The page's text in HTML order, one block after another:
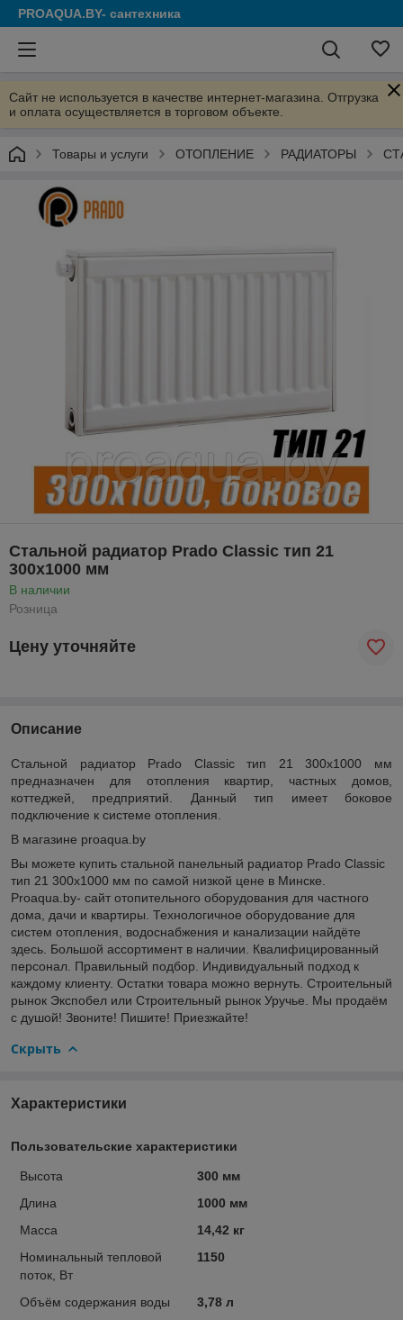
PROAQUA.BY- сантехника
Сайт не используется в качестве интернет-магазина. Отгрузка
и оплата осуществляется в торговом объекте.
Товары и услуги ОТОПЛЕНИЕ РАДИАТОРЫ
Стальной радиатор Prado Classic тип 21
300x1000 мм
В наличии
Розница
Цену уточняйте
Описание
Стальной радиатор Prado Classic тип 21 300x1000 мм
предназначен для отопления квартир, частных домов,
коттеджей, предприятий. Данный тип имеет боковое
подключение к системе отопления.
В магазине proaqua.by
Вы можете купить стальной панельный радиатор Prado Classic
тип 21 300x1000 мм по самой низкой цене в Минске.
Proaqua.by- сайт отопительного оборудования для частного
дома, дачи и квартиры. Технологичное оборудование для
систем отопления, водоснабжения и канализации найдёте
здесь. Большой ассортимент в наличии. Квалифицированный
персонал. Правильный подбор. Индивидуальный подход к
каждому клиенту. Остатки товара можно вернуть. Строительный
рынок Экспобел или Строительный рынок Уручье. Мы продаём
с душой! Звоните! Пишите! Приезжайте!
Скрыть
Характеристики
Пользовательские характеристики
Высота
300 мм
Длина
1000 мм
Масса
14,42 кг
Номинальный тепловой
поток, Вт
1150
Объём содержания воды
3,78 л